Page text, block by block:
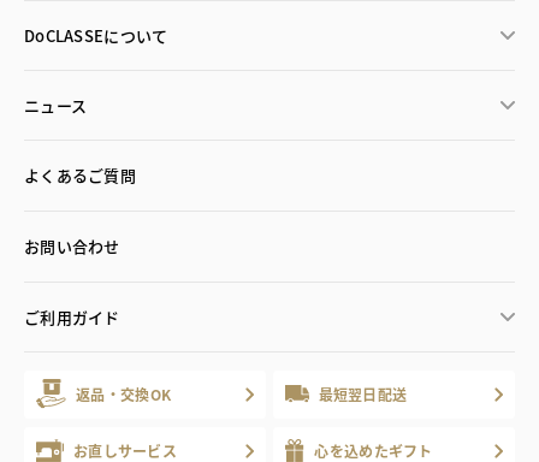
DoCLASSEについて
ニュース
よくあるご質問
お問い合わせ
ご利用ガイド
返品・交換OK 最短翌日配送
お直しサービス 心を込めたギフト